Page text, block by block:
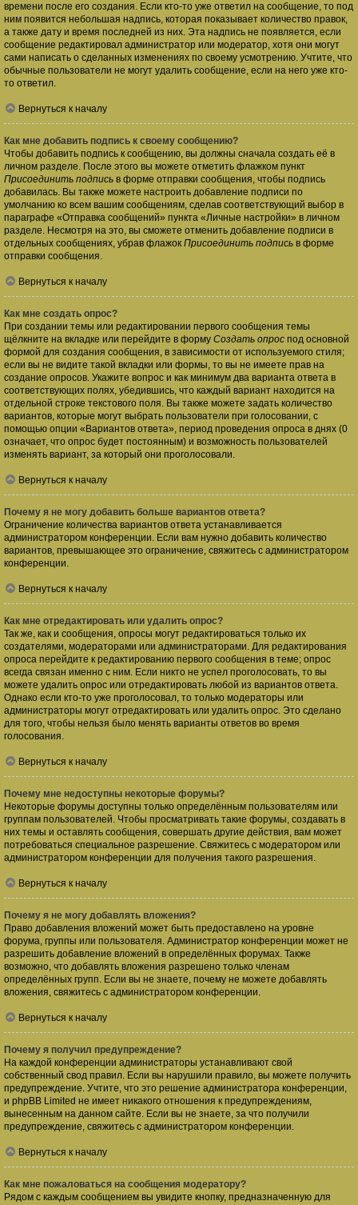
времени после его создания. Если кто-то уже ответил на сообщение, то под
ним появится небольшая надпись, которая показывает количество правок,
а также дату и время последней из них. Эта надпись не появляется, если
сообщение редактировал администратор или модератор, хотя они могут
сами написать о сделанных изменениях по своему усмотрению. Учтите, что
обычные пользователи не могут удалить сообщение, если на него уже кто-
то ответил.
Вернуться к началу
Как мне добавить подпись к своему сообщению?
Чтобы добавить подпись к сообщению, вы должны сначала создать её в
личном разделе. После этого вы можете отметить флажком пункт
Присоединить подпись в форме отправки сообщения, чтобы подпись
добавилась. Вы также можете настроить добавление подписи по
умолчанию ко всем вашим сообщениям, сделав соответствующий выбор в
параграфе «Отправка сообщений» пункта «Личные настройки» в личном
разделе. Несмотря на это, вы сможете отменить добавление подписи в
отдельных сообщениях, убрав флажок Присоединить подпись в форме
отправки сообщения.
Вернуться к началу
Как мне создать опрос?
При создании темы или редактировании первого сообщения темы
щёлкните на вкладке или перейдите в форму Создать опрос под основной
формой для создания сообщения, в зависимости от используемого стиля;
если вы не видите такой вкладки или формы, то вы не имеете прав на
создание опросов. Укажите вопрос и как минимум два варианта ответа в
соответствующих полях, убедившись, что каждый вариант находится на
отдельной строке текстового поля. Вы также можете задать количество
вариантов, которые могут выбрать пользователи при голосовании, с
помощью опции «Вариантов ответа», период проведения опроса в днях (0
означает, что опрос будет постоянным) и возможность пользователей
изменять вариант, за который они проголосовали.
Вернуться к началу
Почему я не могу добавить больше вариантов ответа?
Ограничение количества вариантов ответа устанавливается
администратором конференции. Если вам нужно добавить количество
вариантов, превышающее это ограничение, свяжитесь с администратором
конференции.
Вернуться к началу
Как мне отредактировать или удалить опрос?
Так же, как и сообщения, опросы могут редактироваться только их
создателями, модераторами или администраторами. Для редактирования
опроса перейдите к редактированию первого сообщения в теме; опрос
всегда связан именно с ним. Если никто не успел проголосовать, то вы
можете удалить опрос или отредактировать любой из вариантов ответа.
Однако если кто-то уже проголосовал, то только модераторы или
администраторы могут отредактировать или удалить опрос. Это сделано
для того, чтобы нельзя было менять варианты ответов во время
голосования.
Вернуться к началу
Почему мне недоступны некоторые форумы?
Некоторые форумы доступны только определённым пользователям или
группам пользователей. Чтобы просматривать такие форумы, создавать в
них темы и оставлять сообщения, совершать другие действия, вам может
потребоваться специальное разрешение. Свяжитесь с модератором или
администратором конференции для получения такого разрешения.
Вернуться к началу
Почему я не могу добавлять вложения?
Право добавления вложений может быть предоставлено на уровне
форума, группы или пользователя. Администратор конференции может не
разрешить добавление вложений в определённых форумах. Также
возможно, что добавлять вложения разрешено только членам
определённых групп. Если вы не знаете, почему не можете добавлять
вложения, свяжитесь с администратором конференции.
Вернуться к началу
Почему я получил предупреждение?
На каждой конференции администраторы устанавливают свой
собственный свод правил. Если вы нарушили правило, вы можете получить
предупреждение. Учтите, что это решение администратора конференции,
и phpBB Limited не имеет никакого отношения к предупреждениям,
вынесенным на данном сайте. Если вы не знаете, за что получили
предупреждение, свяжитесь с администратором конференции.
Вернуться к началу
Как мне пожаловаться на сообщения модератору?
Рядом с каждым сообщением вы увидите кнопку, предназначенную для